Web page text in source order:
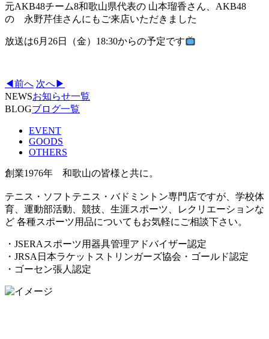
元AKB48チーム8和歌山県代表の 山本瑠香さん、AKB48
の 永野芹佳さんにもご来店いただきました
放送は6月26日（金）18:30からの予定です
◀前へ 次へ▶
NEWSお知らせ一覧
BLOGブログ一覧
EVENT
GOODS
OTHERS
創業1976年 和歌山の皆様と共に。
テニス・ソフトテニス・バドミントン専門店ですが、学校体
育、運動部活動、競技、生涯スポーツ、レクリエーションな
ど 各種スポーツ用品についてもお気軽にご相談下さい。
・JSERAスポーツ用器具管理アドバイザー認定
・JRSA日本ラケットストリンガーズ協会・ゴールド認定
・ゴーセン張人認定